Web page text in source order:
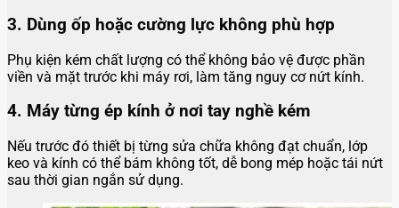
3. Dùng ốp hoặc cường lực không phù hợp
Phụ kiện kém chất lượng có thể không bảo vệ được phần
viền và mặt trước khi máy rơi, làm tăng nguy cơ nứt kính.
4. Máy từng ép kính ở nơi tay nghề kém
Nếu trước đó thiết bị từng sửa chữa không đạt chuẩn, lớp
keo và kính có thể bám không tốt, dễ bong mép hoặc tái nứt
sau thời gian ngắn sử dụng.